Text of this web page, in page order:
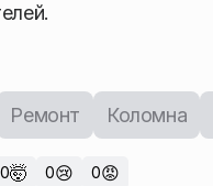
Ремонт Коломна
0🤯 0😢 0😡